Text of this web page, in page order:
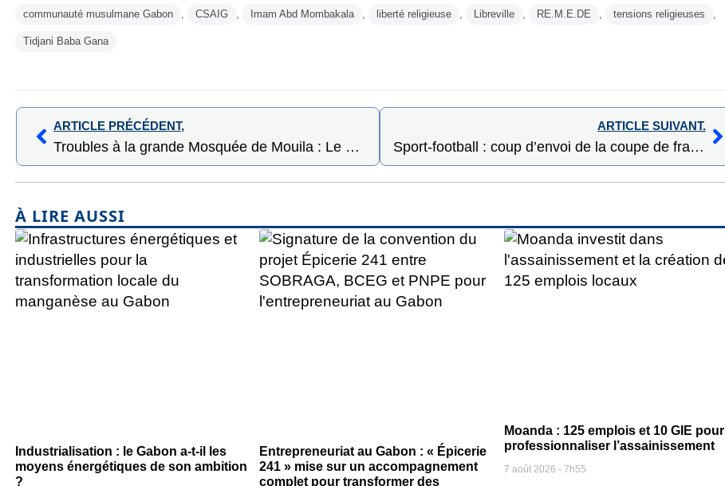
communauté musulmane Gabon CSAIG Imam Abd Mombakala liberté religieuse Libreville RE.M.E.DE tensions religieuses
Tidjani Baba Gana
ARTICLE PRÉCÉDENT,
Troubles à la grande Mosquée de Mouila : Le REMEDE vent debout
ARTICLE SUIVANT.
Sport-football : coup d’envoi de la coupe de fraternité des jeunes d’Owendo
À LIRE AUSSI
Industrialisation : le Gabon a-t-il les
moyens énergétiques de son ambition
?
Entrepreneuriat au Gabon : « Épicerie
241 » mise sur un accompagnement
complet pour transformer des
Moanda : 125 emplois et 10 GIE pour
professionnaliser l’assainissement
7 août 2026 7h55